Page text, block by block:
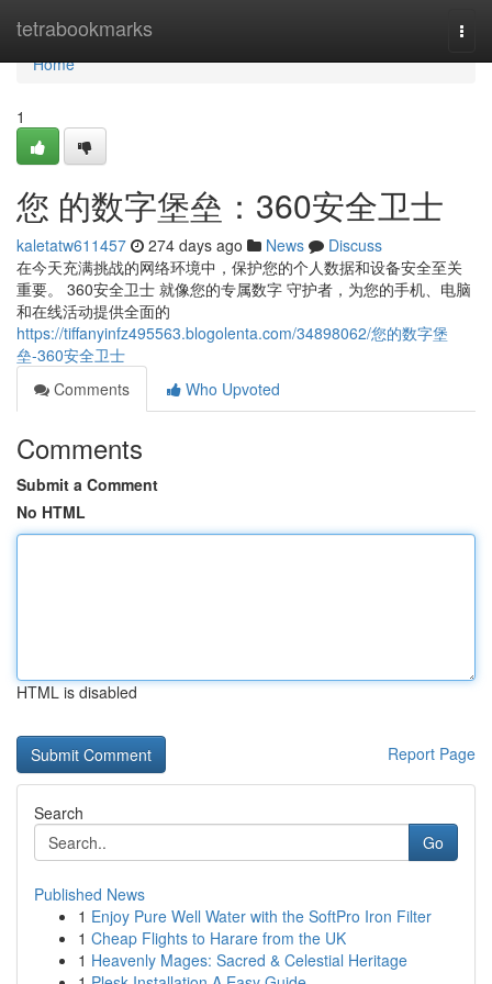
tetrabookmarks
Home
Home
1
您 的数字堡垒：360安全卫士
kaletatw611457 274 days ago News
Discuss
在今天充满挑战的网络环境中，保护您的个人数据和设备安全至关
重要。 360安全卫士 就像您的专属数字 守护者，为您的手机、电脑
和在线活动提供全面的
https://tiffanyinfz495563.blogolenta.com/34898062/您的数字堡
垒-360安全卫士
Comments
Who Upvoted
Comments
Submit a Comment
No HTML
HTML is disabled
Report Page
Search
Go
Published News
1 Enjoy Pure Well Water with the SoftPro Iron Filter
1 Cheap Flights to Harare from the UK
1 Heavenly Mages: Sacred & Celestial Heritage